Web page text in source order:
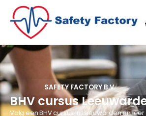
SAFETY FACTORY B.V.
BHV cursus
Volg een BHV cursus in Leeuwarden en